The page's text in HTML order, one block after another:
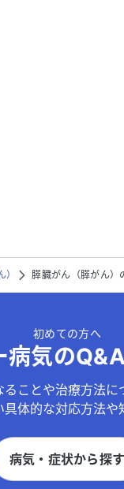
膵臓がん（膵がん）
初めての方へ
病気の
ことや治療方法
体的な対応方法や
病気・症状から探す